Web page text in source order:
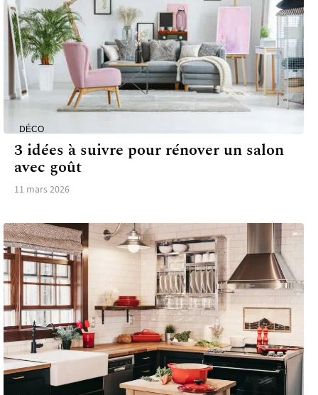
DÉCO
3 idées à suivre pour rénover un salon
avec goût
11 mars 2026